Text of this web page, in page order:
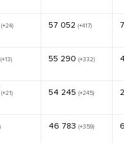
(+24) 57 052 (+417)
(+13) 55 290 (+332)
(+21) 54 245 (+245)
46 783 (+359)